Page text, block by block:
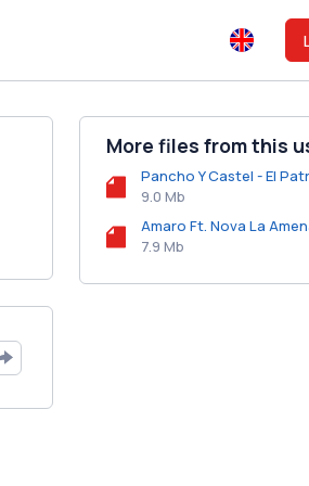
More files from this
9.0 Mb
7.9 Mb